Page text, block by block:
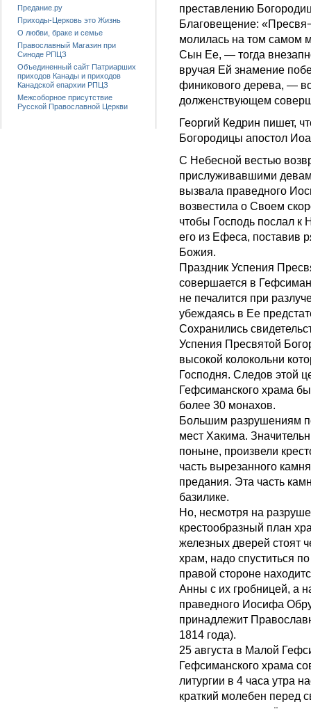
преставлению
Благовещение:
молилась на том самом
Сын Ее, — тогда
вручая Ей знамение
финикового дерева, —
долженствующем
Георгий Кедрин пишет,
Богородицы апостол
С Небесной вестью
прислуживавшими
вызвала праведного
возвестила о Своем
чтобы Господь послал к
его из Ефеса, поставив
Божия.
Праздник Успения
совершается в
не печалится при
убеждаясь в Ее
Сохранились
Успения Пресвятой
высокой колокольни
Господня. Следов этой
Гефсиманского храма
более 30 монахов.
Большим разрушениям
мест Хакима.
поныне, произвели
часть вырезанного
предания. Эта часть
базилике.
Но, несмотря на
крестообразный план
железных дверей стоят
храм, надо спуститься
правой стороне
Анны с их гробницей, а
праведного Иосифа
принадлежит
1814 года).
25 августа в Малой
Гефсиманского храма
литургии в 4 часа утра
краткий молебен перед
Предание.ру
Приходы-Церковь это Жизнь
О любви, браке и семье
Православный Магазин при
Синоде РПЦЗ
Объединенный сайт Патриарших
приходов Канады и приходов
Канадской епархии РПЦЗ
Межсоборное присутствие
Русской Православной Церкви